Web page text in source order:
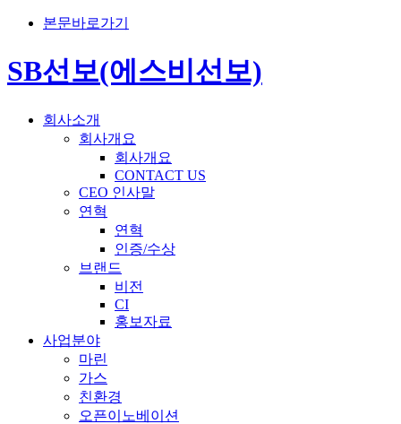
본문바로가기
SB선보(에스비선보)
회사소개
회사개요
회사개요
CONTACT US
CEO 인사말
연혁
연혁
인증/수상
브랜드
비전
CI
홍보자료
사업분야
마린
가스
친환경
오픈이노베이션